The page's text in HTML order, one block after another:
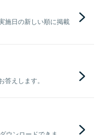
施日の新しい順に掲載
えします。